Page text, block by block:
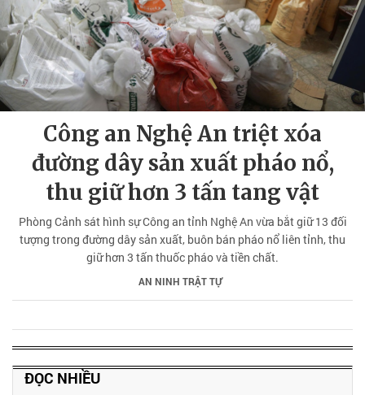
Công an Nghệ An triệt xóa
đường dây sản xuất pháo nổ,
thu giữ hơn 3 tấn tang vật
Phòng Cảnh sát hình sự Công an tỉnh Nghệ An vừa bắt giữ 13 đối
tượng trong đường dây sản xuất, buôn bán pháo nổ liên tỉnh, thu
giữ hơn 3 tấn thuốc pháo và tiền chất.
AN NINH TRẬT TỰ
ĐỌC NHIỀU